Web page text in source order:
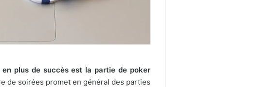
plus de succès est la partie de poker
de soirées promet en général des parties